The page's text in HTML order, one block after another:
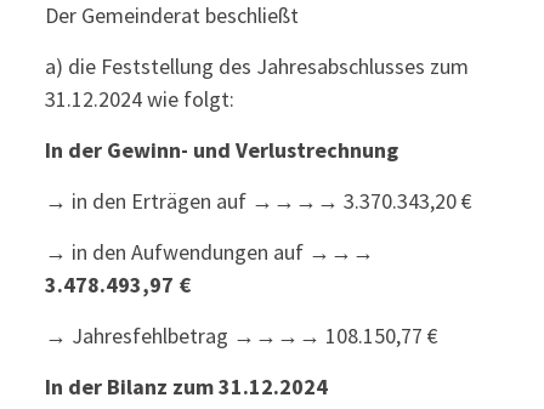
Der Gemeinderat beschließt
a) die Feststellung des Jahresabschlusses zum
31.12.2024 wie folgt:
In der Gewinn- und Verlustrechnung
→ in den Erträgen auf →→→→ 3.370.343,20 €
→ in den Aufwendungen auf →→→
3.478.493,97 €
→ Jahresfehlbetrag →→→→ 108.150,77 €
In der Bilanz zum 31.12.2024